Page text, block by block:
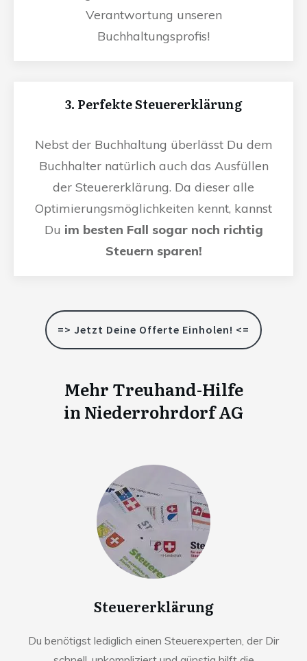
Verantwortung unseren
Buchhaltungsprofis!
3. Perfekte Steuererklärung
Nebst der Buchhaltung überlässt Du dem
Buchhalter natürlich auch das Ausfüllen
der Steuererklärung. Da dieser alle
Optimierungsmöglichkeiten kennt, kannst
Du im besten Fall sogar noch richtig
Steuern sparen!
=> Jetzt Deine Offerte Einholen! <=
Mehr Treuhand-Hilfe
in Niederrohrdorf AG
Steuererklärung
Du benötigst lediglich einen Steuerexperten, der Dir